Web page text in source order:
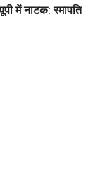
में नाटक: रमापति